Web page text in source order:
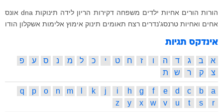
הורות הורים אחיות ילדים משפחה דקירות הריון לידה תינוקות dna אונס
אחים ואחיות טרנסג'נדרים רצח תאומים תינוק אימוץ אלימות אשקלון הודו
אינדקס תגיות
א ב ג ד ה ו ז ח ט י כ ל מ נ ס ע
פ
צ
ק ר ש ת
a
b
c
d
e
f
g
h
i
j
k
m
n
o
p
q
r
s
t
u
v
w
x
y
z